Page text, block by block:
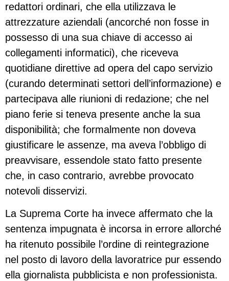
redattori ordinari, che ella utilizzava le
attrezzature aziendali (ancorché non fosse in
possesso di una sua chiave di accesso ai
collegamenti informatici), che riceveva
quotidiane direttive ad opera del capo servizio
(curando determinati settori dell’informazione) e
partecipava alle riunioni di redazione; che nel
piano ferie si teneva presente anche la sua
disponibilità; che formalmente non doveva
giustificare le assenze, ma aveva l’obbligo di
preavvisare, essendole stato fatto presente
che, in caso contrario, avrebbe provocato
notevoli disservizi.
La Suprema Corte ha invece affermato che la
sentenza impugnata è incorsa in errore allorché
ha ritenuto possibile l’ordine di reintegrazione
nel posto di lavoro della lavoratrice pur essendo
ella giornalista pubblicista e non professionista.